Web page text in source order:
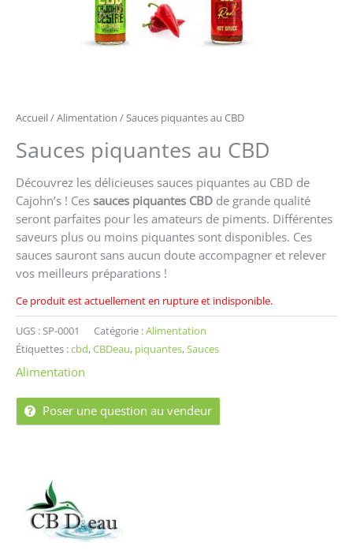
Accueil/Alimentation / Sauces piquantes au CBD
Sauces piquantes au CBD
Découvrez les délicieuses sauces piquantes au CBD de
Cajohn’s ! Ces sauces piquantes CBD de grande qualité
seront parfaites pour les amateurs de piments. Différentes
saveurs plus ou moins piquantes sont disponibles. Ces
sauces sauront sans aucun doute accompagner et relever
vos meilleurs préparations !
Ce produit est actuellement en rupture et indisponible.
UGS :SP-0001 Catégorie :Alimentation
Étiquettes :cbd,CBDeau, piquantes,Sauces
Alimentation
Poser une question au vendeur